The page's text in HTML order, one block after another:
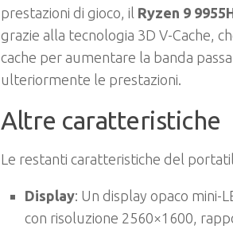
prestazioni di gioco, il Ryzen 9
grazie alla tecnologia 3D V-Cache,
cache per aumentare la banda
ulteriormente le prestazioni.
Altre caratteristiche
Le restanti caratteristiche del
Display: Un display opaco mini-
con risoluzione 2560×1600,